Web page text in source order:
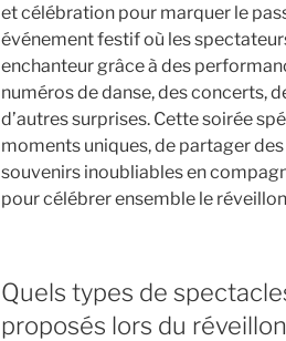
et célébration pour marquer le
événement festif où les
enchanteur grâce à des
numéros de danse, des concerts,
d’autres surprises. Cette soirée
moments uniques, de partager
souvenirs inoubliables en
pour célébrer ensemble le
Quels types de
proposés lors du